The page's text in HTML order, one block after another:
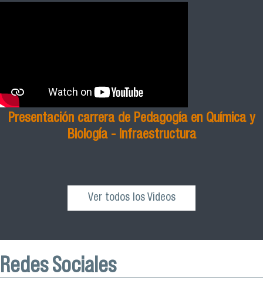
Presentación carrera de Pedagogía en Química y
Biología - Infraestructura
Ver todos los Videos
Redes Sociales